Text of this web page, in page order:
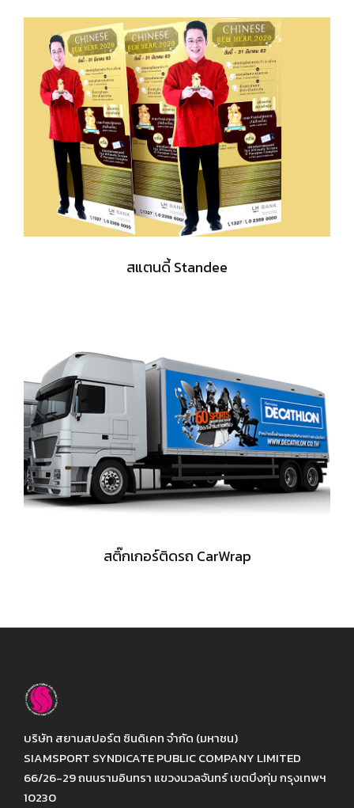
สแตนดี้ Standee
สติ๊กเกอร์ติดรถ CarWrap
บริษัท สยามสปอร์ต ซินดิเคท จำกัด (มหาชน)
SIAMSPORT SYNDICATE PUBLIC COMPANY LIMITED
66/26-29 ถนนรามอินทรา แขวงนวลจันทร์ เขตบึงกุ่ม กรุงเทพฯ
10230